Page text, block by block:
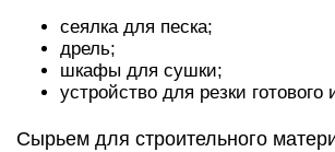
сеялка для песка;
дрель;
шкафы для сушки;
устройство для резки готового
Сырьем для строительного